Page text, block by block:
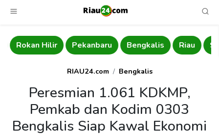
Rokan Hilir Pekanbaru Bengkalis Riau
RIAU24.com Bengkalis
Peresmian 1.061 KDKMP,
Pemkab dan Kodim 0303
Bengkalis Siap Kawal Ekonomi